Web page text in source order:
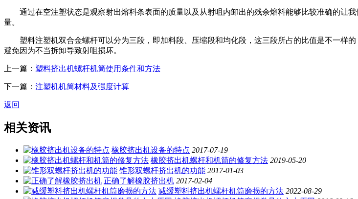
通过在空注塑状态是观察射出熔料条表面的质量以及从射咀内卸出的残余熔料能够比较准确的让
量。
塑料注塑机双合金螺杆可以分为三段，即加料段、压缩段和均化段，这三段所占的比值是不一样的
避免因为不当拆卸导致射咀损坏。
上一篇： 塑料挤出机螺杆机筒使用条件和方法
下一篇： 注塑机机筒材料及强度计算
返回
相关资讯
橡胶挤出机设备的特点 2017-07-19
橡胶挤出机螺杆和机筒的修复方法 2019-05-20
锥形双螺杆挤出机的功能 2017-01-03
正确了解橡胶挤出机 2017-02-04
减缓塑料挤出机螺杆机筒磨损的方法 2022-08-29